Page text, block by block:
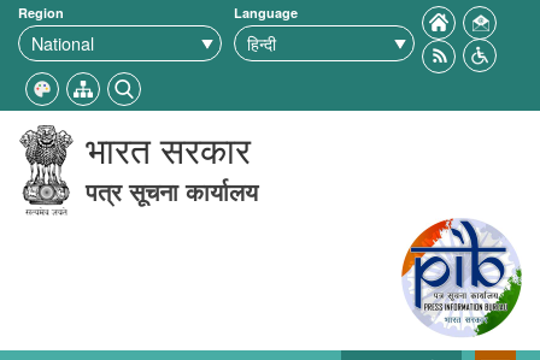
Region Language
भारत सरकार
पत्र सूचना कार्यालय